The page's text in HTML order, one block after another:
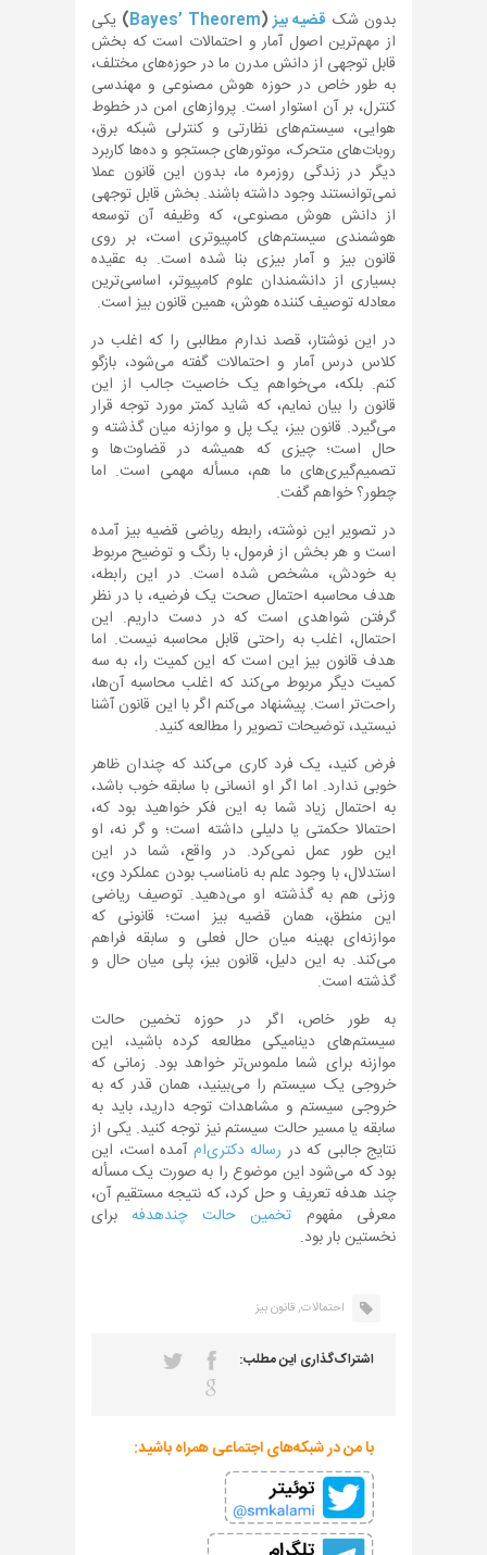
بدون شک قضیه بیز(
Bayes’ Theorem
) یکی
از مهم‌ترین اصول آمار و احتمالات است که بخش
قابل توجهی از دانش مدرن ما در حوزه‌های مختلف،
به طور خاص در حوزه هوش مصنوعی و مهندسی
کنترل، بر آن استوار است. پروازهای امن در خطوط
هوایی، سیستم‌های نظارتی و کنترلی شبکه برق،
روبات‌های متحرک، موتورهای جستجو و ده‌ها کاربرد
دیگر در زندگی روزمره ما، بدون این قانون عملا
نمی‌توانستند وجود داشته باشند. بخش قابل توجهی
از دانش هوش مصنوعی، که وظیفه آن توسعه
هوشمندی سیستم‌های کامپیوتری است، بر روی
قانون بیز و آمار بیزی بنا شده است. به عقیده
بسیاری از دانشمندان علوم کامپیوتر، اساسی‌ترین
معادله توصیف کننده هوش، همین قانون بیز است.
در این نوشتار، قصد ندارم مطالبی را که اغلب در
کلاس درس آمار و احتمالات گفته می‌شود، بازگو
کنم. بلکه، می‌خواهم یک خاصیت جالب از این
قانون را بیان نمایم، که شاید کمتر مورد توجه قرار
می‌گیرد. قانون بیز، یک پل و موازنه میان گذشته و
حال است؛ چیزی که همیشه در قضاوت‌ها و
تصمیم‌گیری‌های ما هم، مسأله مهمی است. اما
چطور؟ خواهم گفت.
در تصویر این نوشته، رابطه ریاضی قضیه بیز آمده
است و هر بخش از فرمول، با رنگ و توضیح مربوط
به خودش، مشخص شده است. در این رابطه،
هدف محاسبه احتمال صحت یک فرضیه، با در نظر
گرفتن شواهدی است که در دست داریم. این
احتمال، اغلب به راحتی قابل محاسبه نیست. اما
هدف قانون بیز این است که این کمیت را، به سه
کمیت دیگر مربوط می‌کند که اغلب محاسبه آن‌ها،
راحت‌تر است. پیشنهاد می‌کنم اگر با این قانون آشنا
نیستید، توضیحات تصویر را مطالعه کنید.
فرض کنید، یک فرد کاری می‌کند که چندان ظاهر
خوبی ندارد. اما اگر او انسانی با سابقه خوب باشد،
به احتمال زیاد شما به این فکر خواهید بود که،
احتمالا حکمتی یا دلیلی داشته است؛ و گر نه، او
این طور عمل نمی‌کرد. در واقع، شما در این
استدلال، با وجود علم به نامناسب بودن عملکرد وی،
وزنی هم به گذشته او می‌دهید. توصیف ریاضی
این منطق، همان قضیه بیز است؛ قانونی که
موازنه‌ای بهینه میان حال فعلی و سابقه فراهم
می‌کند. به این دلیل، قانون بیز، پلی میان حال و
گذشته است.
به طور خاص، اگر در حوزه تخمین حالت
سیستم‌های دینامیکی مطالعه کرده باشید، این
موازنه برای شما ملموس‌تر خواهد بود. زمانی که
خروجی یک سیستم را می‌بینید، همان قدر که به
خروجی سیستم و مشاهدات توجه دارید، باید به
سابقه یا مسیر حالت سیستم نیز توجه کنید. یکی از
نتایج جالبی که در رساله دکتری‌ام آمده است، این
بود که می‌شود این موضوع را به صورت یک مسأله
چند هدفه تعریف و حل کرد، که نتیجه مستقیم آن،
معرفی مفهوم تخمین حالت چندهدفهبرای
نخستین بار بود.
احتمالات,قانون بیز
اشتراک‌گذاری این مطلب:
با من در شبکه‌های اجتماعی همراه باشید: